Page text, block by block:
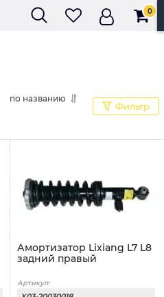
0
по названию
Фильтр
Амортизатор Lixiang L7 L8
задний правый
Артикул: